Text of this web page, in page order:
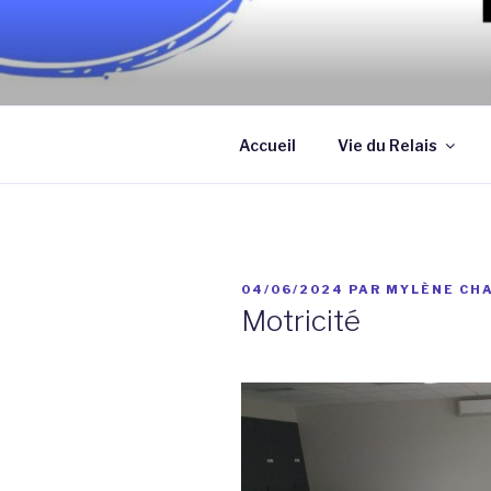
contenu
Association qui a pour
assistantes maternelles et/
Accueil Vie du Relais
PUBLIÉ
04/06/2024 PAR MYLÈNE
Motricité